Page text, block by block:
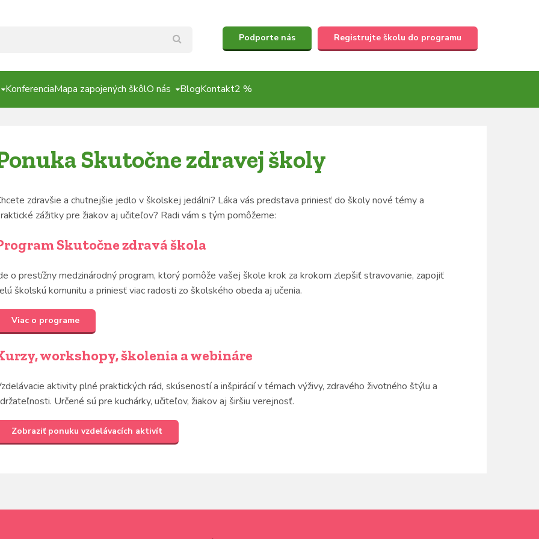
Podporte nás Registrujte školu do programu
KonferenciaMapa zapojených škôlO nás BlogKontakt2 %
Skutočne zdravej školy
zdravšie a chutnejšie jedlo v školskej jedálni? Láka vás predstava priniesť do školy nové témy a
zážitky pre žiakov aj učiteľov? Radi vám s tým pomôžeme:
Skutočne zdravá škola
o prestížny medzinárodný program, ktorý pomôže vašej škole krok za krokom zlepšiť stravovanie, zapojiť
školskú komunitu a priniesť viac radosti zo školského obeda aj učenia.
Viac o programe
workshopy, školenia a webináre
aktivity plné praktických rád, skúseností a inšpirácií v témach výživy, zdravého životného štýlu a
Určené sú pre kuchárky, učiteľov, žiakov aj širšiu verejnosť.
Zobraziť ponuku vzdelávacích aktivít